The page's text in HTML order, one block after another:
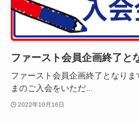
ファースト会員企画終了と
ファースト会員企画終了となり
まのご入会をいただ...
2022年10月16日